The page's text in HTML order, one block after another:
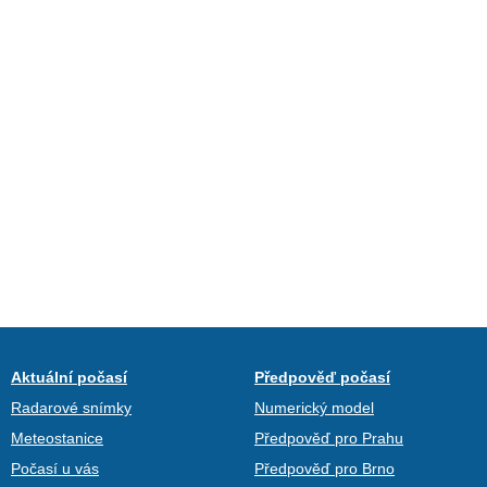
Aktuální počasí
Radarové snímky
Meteostanice
Počasí u vás
Předpověď počasí
Numerický model
Předpověď pro Prahu
Předpověď pro Brno